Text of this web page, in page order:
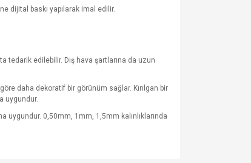
dijital baskı yapılarak imal edilir.
tedarik edilebilir. Dış hava şartlarına da uzun
daha dekoratif bir görünüm sağlar. Kırılgan bir
uygundur.
uygundur. 0,50mm, 1mm, 1,5mm kalınlıklarında